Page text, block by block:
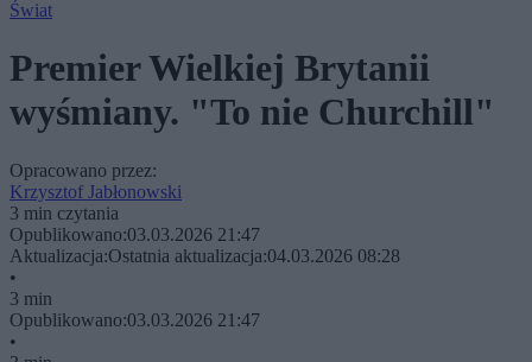
Świat
Premier Wielkiej Brytanii
wyśmiany. "To nie Churchill"
Opracowano przez:
Krzysztof Jabłonowski
3 min czytania
Opublikowano:03.03.2026 21:47
Aktualizacja:Ostatnia aktualizacja:04.03.2026 08:28
•
3 min
Opublikowano:03.03.2026 21:47
•